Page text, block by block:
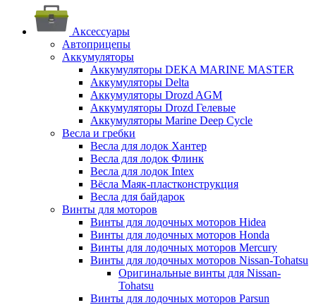
Аксессуары
Автоприцепы
Аккумуляторы
Аккумуляторы DEKA MARINE MASTER
Аккумуляторы Delta
Аккумуляторы Drozd AGM
Аккумуляторы Drozd Гелевые
Аккумуляторы Marine Deep Cycle
Весла и гребки
Весла для лодок Хантер
Весла для лодок Флинк
Весла для лодок Intex
Вёсла Маяк-пластконструкция
Весла для байдарок
Винты для моторов
Винты для лодочных моторов Hidea
Винты для лодочных моторов Honda
Винты для лодочных моторов Mercury
Винты для лодочных моторов Nissan-Tohatsu
Оригинальные винты для Nissan-
Tohatsu
Винты для лодочных моторов Parsun